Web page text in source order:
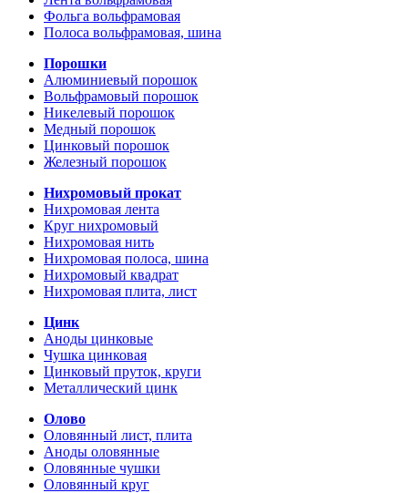
Фольга вольфрамовая
Полоса вольфрамовая, шина
Порошки
Алюминиевый порошок
Вольфрамовый порошок
Никелевый порошок
Медный порошок
Цинковый порошок
Железный порошок
Нихромовый прокат
Нихромовая лента
Круг нихромовый
Нихромовая нить
Нихромовая полоса, шина
Нихромовый квадрат
Нихромовая плита, лист
Цинк
Аноды цинковые
Чушка цинковая
Цинковый пруток, круги
Металлический цинк
Олово
Оловянный лист, плита
Аноды оловянные
Оловянные чушки
Оловянный круг